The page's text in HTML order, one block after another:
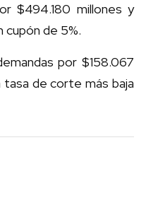
$494.180 millones y
cupón de 5%.
por $158.067
tasa de corte más baja